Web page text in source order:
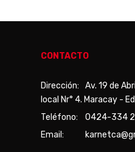
CONTACTO
Dirección:
Av. 19 de
local Nr° 4. Maracay -
Teléfono:
0424-334
Email: